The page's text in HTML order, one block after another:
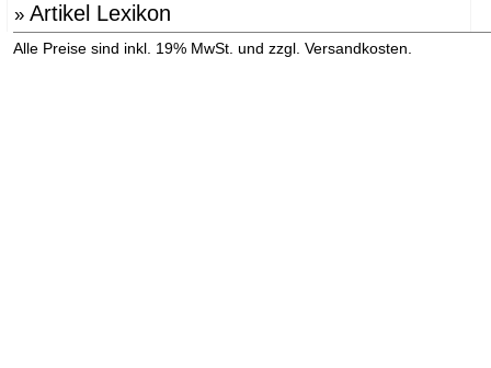
» Artikel Lexikon
Alle Preise sind inkl. 19% MwSt. und zzgl. Versandkosten.